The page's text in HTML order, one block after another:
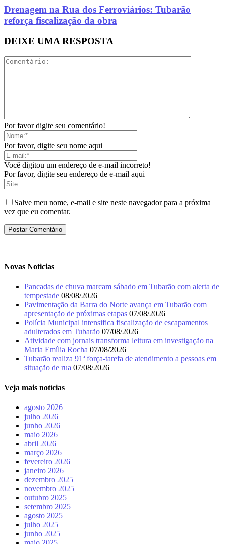
Drenagem na Rua dos Ferroviários: Tubarão
reforça fiscalização da obra
DEIXE UMA RESPOSTA
Por favor digite seu comentário!
Por favor, digite seu nome aqui
Você digitou um endereço de e-mail incorreto!
Por favor, digite seu endereço de e-mail aqui
Salve meu nome, e-mail e site neste navegador para a próxima
vez que eu comentar.
Novas Noticias
Pancadas de chuva marcam sábado em Tubarão com alerta de
tempestade 08/08/2026
Pavimentação da Barra do Norte avança em Tubarão com
apresentação de próximas etapas 07/08/2026
Polícia Municipal intensifica fiscalização de escapamentos
adulterados em Tubarão 07/08/2026
Atividade com jornais transforma leitura em investigação na
Maria Emília Rocha 07/08/2026
Tubarão realiza 91ª força-tarefa de atendimento a pessoas em
situação de rua 07/08/2026
Veja mais notícias
agosto 2026
julho 2026
junho 2026
maio 2026
abril 2026
março 2026
fevereiro 2026
janeiro 2026
dezembro 2025
novembro 2025
outubro 2025
setembro 2025
agosto 2025
julho 2025
junho 2025